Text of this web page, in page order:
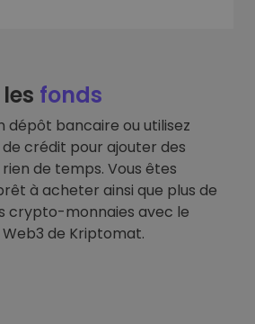
fonds
dépôt bancaire ou utilisez
crédit pour ajouter des
de temps. Vous êtes
à acheter ainsi que plus de
crypto-monnaies avec le
de Kriptomat.